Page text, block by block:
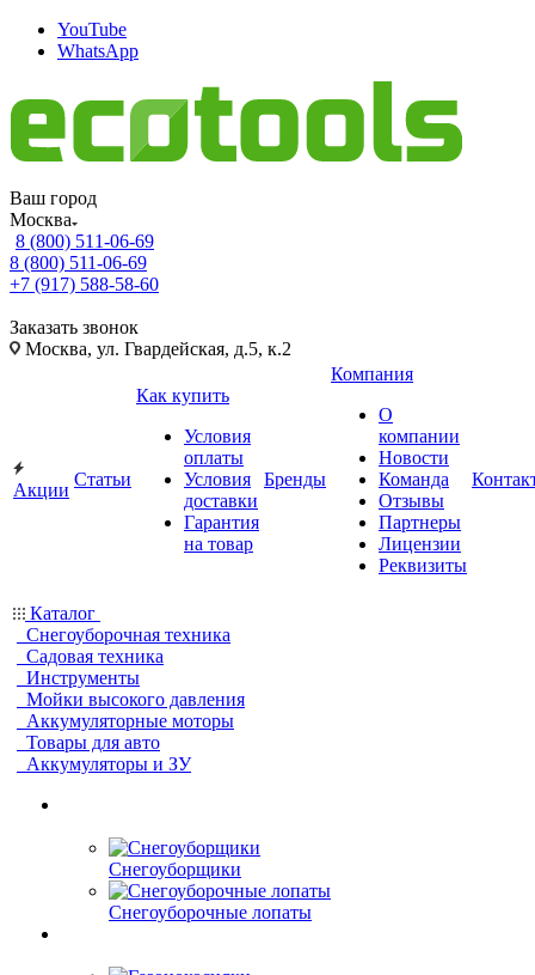
YouTube
WhatsApp
Ваш город
Москва
8 (800) 511-06-69
8 (800) 511-06-69
+7 (917) 588-58-60
Заказать звонок
Москва, ул. Гвардейская, д.5, к.2
Акции
Статьи
Как купить
Условия
оплаты
Условия
доставки
Гарантия
на товар
Бренды
Компания
О
компании
Новости
Команда
Отзывы
Партнеры
Лицензии
Реквизиты
Каталог
Снегоуборочная техника
Садовая техника
Инструменты
Мойки высокого давления
Аккумуляторные моторы
Товары для авто
Аккумуляторы и ЗУ
Снегоуборщики
Снегоуборочные лопаты